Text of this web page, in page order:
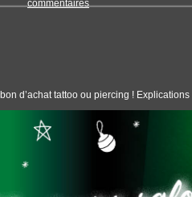
commentaires
d’achat tattoo ou piercing ! Explications
CHEZ LES SALONS DE